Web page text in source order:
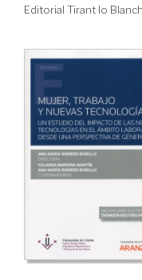
Editorial Tirant lo